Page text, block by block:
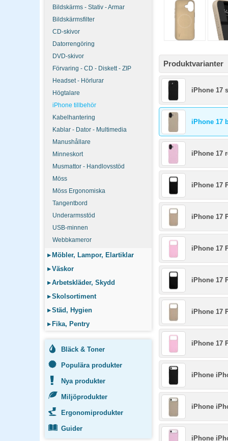
Bildskärms - Stativ - Armar
Bildskärmsfilter
CD-skivor
Datorrengöring
DVD-skivor
Förvaring - CD - Diskett - ZIP
Headset - Hörlurar
Högtalare
iPhone tillbehör
Kabelhantering
Kablar - Dator - Multimedia
Manushållare
Minneskort
Musmattor - Handlovsstöd
Möss
Möss Ergonomiska
Tangentbord
Underarmsstöd
USB-minnen
Webbkameror
▸ Möbler, Lampor, Elartiklar
▸Väskor
▸Arbetskläder, Skydd
▸Skolsortiment
▸Städ, Hygien
▸ Fika, Pentry
Bläck & Toner
Populära produkter
Nya produkter
Miljöprodukter
Ergonomiprodukter
Guider
Produktvarianter
iPhone 17
iPhone 17
iPhone 17
iPhone 17
iPhone 17
iPhone 17
iPhone 17
iPhone 17
iPhone 17
iPhone
iPhone
iPhone